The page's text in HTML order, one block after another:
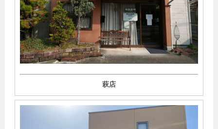
▶︎2022年4月18日
ファルマスタッフにて、「患者さまの残薬および薬局のデ
ッドストックの処分や対策を紹介」の記事監修を行いまし
た。
▶︎2022年4月11日
介護支援専門員(ケアマネージャー)の募集を開始しました。
ファルマスタッフにて、「薬局で進むDXとは？具体的な取
萩店